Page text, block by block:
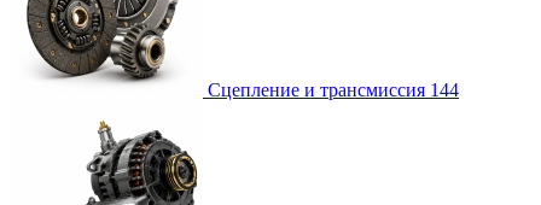
Сцепление и трансмиссия 144